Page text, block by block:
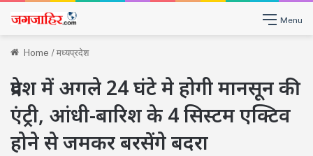
Menu
Home/मध्यप्रदेश
प्रदेश में अगले 24 घंटे मे होगी मानसून की
एंट्री, आंधी-बारिश के 4 सिस्टम एक्टिव
होने से जमकर बरसेंगे बदरा